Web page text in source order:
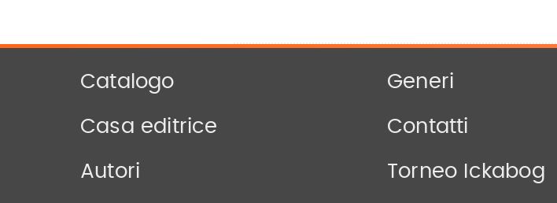
Catalogo Generi
Casa editrice Contatti
Autori Torneo Ickabog